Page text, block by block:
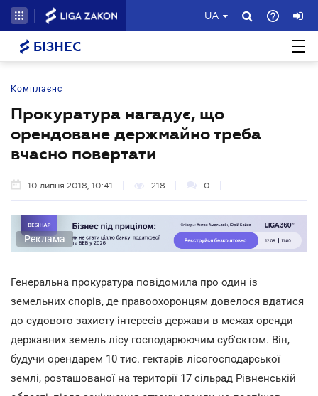
UA
БІЗНЕС
Комплаєнс
Прокуратура нагадує, що
орендоване держмайно треба
вчасно повертати
10 липня 2018, 10:41 218 0
Реклама
Генеральна прокуратура повідомила про один із
земельних спорів, де правоохоронцям довелося вдатися
до судового захисту інтересів держави в межах оренди
державних земель лісу господарюючим суб'єктом. Він,
будучи орендарем 10 тис. гектарів лісогосподарської
землі, розташованої на території 17 сільрад Рівненській